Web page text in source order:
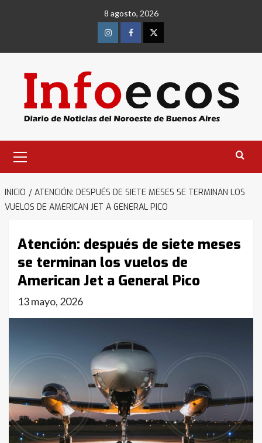
8 agosto, 2026
InstagramFacebookTwitter
primario
INICIO
ATENCIÓN: DESPUÉS DE SIETE MESES SE TERMINAN LOS
VUELOS DE AMERICAN JET A GENERAL PICO
Atención: después de siete meses
se terminan los vuelos de
American Jet a General Pico
13 mayo, 2026